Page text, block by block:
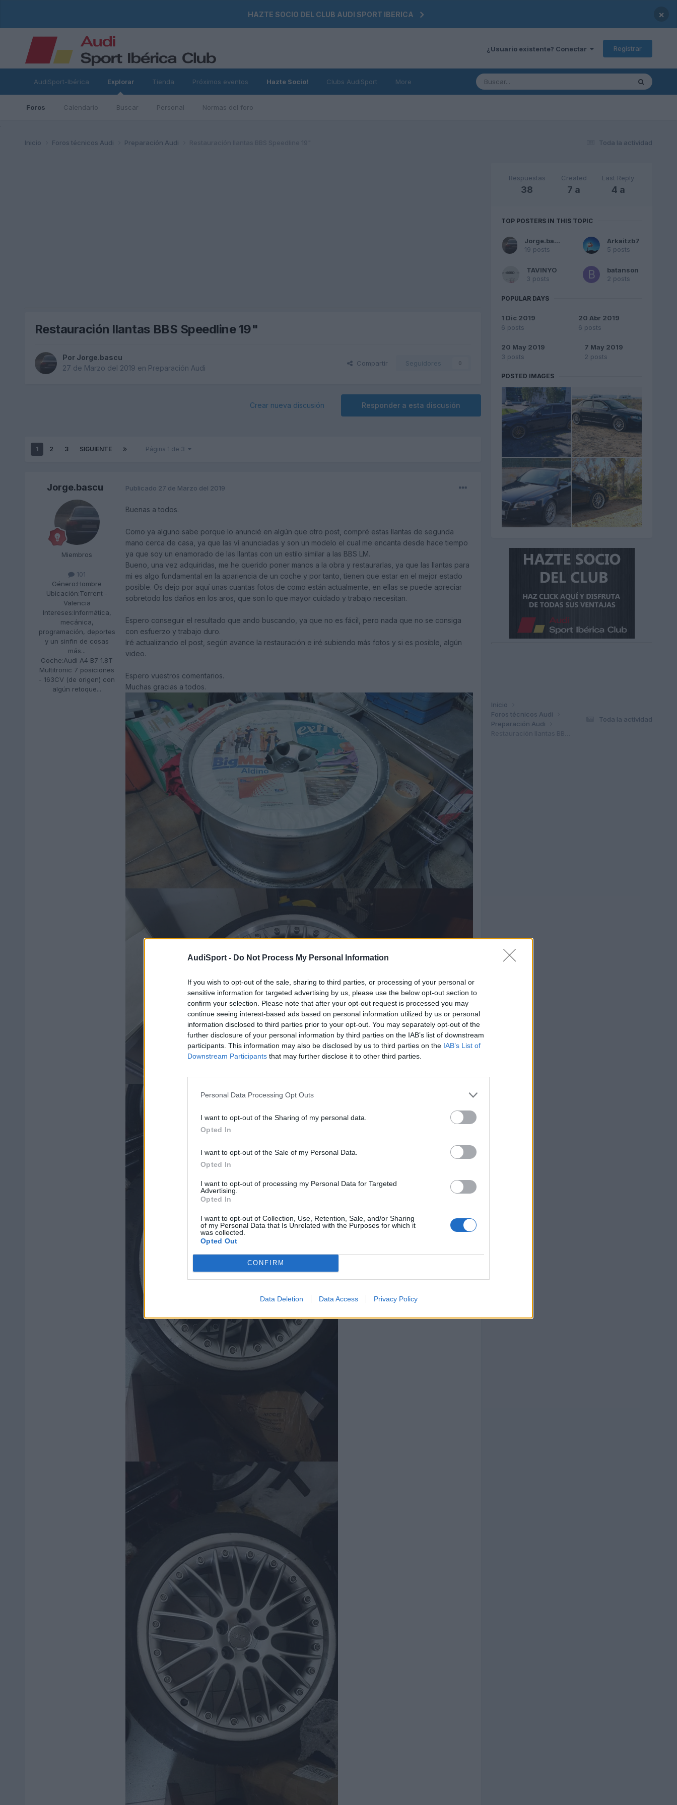
AudiSport - Do Not Process My Personal Information
If you wish to opt-out of the sale, sharing to third parties, or processing of your personal or
sensitive information for targeted advertising by us, please use the below opt-out section to
confirm your selection. Please note that after your opt-out request is processed you may
continue seeing interest-based ads based on personal information utilized by us or personal
information disclosed to third parties prior to your opt-out. You may separately opt-out of the
further disclosure of your personal information by third parties on the IAB’s list of downstream
participants. This information may also be disclosed by us to third parties on the IAB’s List of
Downstream Participants that may further disclose it to other third parties.
Personal Data Processing Opt Outs
I want to opt-out of the Sharing of my personal data.
Opted In
I want to opt-out of the Sale of my Personal Data.
Opted In
I want to opt-out of processing my Personal Data for Targeted
Advertising.
Opted In
I want to opt-out of Collection, Use, Retention, Sale, and/or Sharing
of my Personal Data that Is Unrelated with the Purposes for which it
was collected.
Opted Out
CONFIRM
Data Deletion Data Access Privacy Policy
HAZTE SOCIO DEL CLUB AUDI SPORT IBERICA ×
¿Usuario existente? Conectar Registrar
AudiSport-Ibérica Explorar
Foros Calendario Buscar Personal Normas del foro
Tienda Próximos eventos Hazte Socio! Clubs AudiSport More
Toda la actividad
Inicio Foros técnicos Audi Preparación Audi
Restauración llantas BBS Speedline 19"
Por Jorge.bascu
27 de Marzo del 2019 en Preparación Audi
Compartir Seguidores 0
Responder a esta discusión
Crear nueva discusión
1 2 3 SIGUIENTE Página 1 de 3
Jorge.bascu
Miembros
101
Género:Hombre
Ubicación:Torrent -
Valencia
Intereses:Informática,
mecánica,
programación, deportes
y un sinfin de cosas
más...
Coche:Audi A4 B7 1.8T
Multitronic 7 posiciones
- 163CV (de origen) con
algún retoque...
Publicado 27 de Marzo del 2019
Buenas a todos.
Como ya alguno sabe porque lo anuncié en algún que otro post, compré estas llantas de segunda
mano cerca de casa, ya que las ví anunciadas y son un modelo el cual me encanta desde hace tiempo
ya que soy un enamorado de las llantas con un estilo similar a las BBS LM.
Bueno, una vez adquiridas, me he querido poner manos a la obra y restaurarlas, ya que las llantas para
mi es algo fundamental en la apariencia de un coche y por tanto, tienen que estar en el mejor estado
posible. Os dejo por aquí unas cuantas fotos de como están actualmente, en ellas se puede apreciar
sobretodo los daños en los aros, que son lo que mayor cuidado y trabajo necesitan.
Espero conseguir el resultado que ando buscando, ya que no es fácil, pero nada que no se consiga
con esfuerzo y trabajo duro.
Iré actualizando el post, según avance la restauración e iré subiendo más fotos y si es posible, algún
video.
Espero vuestros comentarios.
Muchas gracias a todos.
Respuestas
38
Created
7 a
Last Reply
4 a
TOP POSTERS IN THIS TOPIC
Jorge.bascu
19 posts
Arkaitzb7
5 posts
TAVINYO
3 posts
batanson
2 posts
POPULAR DAYS
1 Dic 2019
6 posts
20 Abr 2019
6 posts
20 May 2019
3 posts
7 May 2019
2 posts
POSTED IMAGES
Toda la actividad
Inicio
Foros técnicos Audi
Preparación Audi